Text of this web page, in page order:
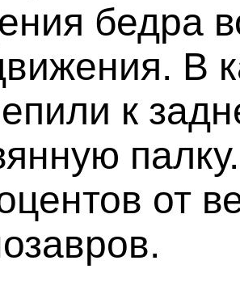
бедра
В
к
от